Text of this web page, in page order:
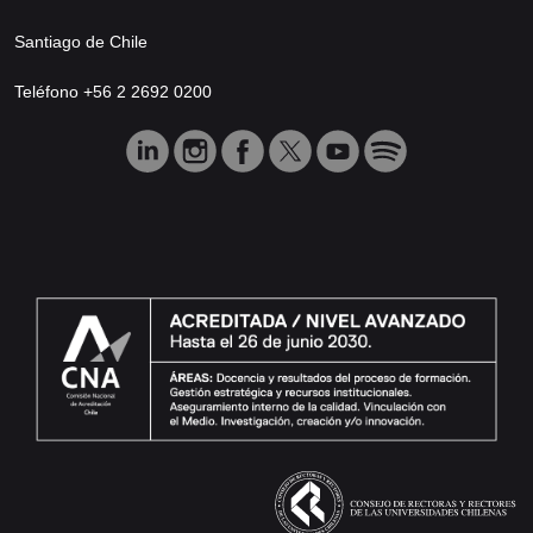
Santiago de Chile
Teléfono +56 2 2692 0200